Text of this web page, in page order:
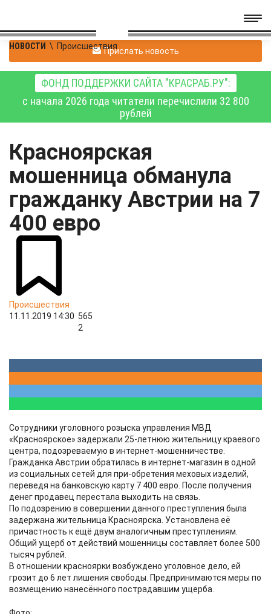
НОВОСТИ \ ПроисшествияПрислать новость
ФОНД ПОДДЕРЖКИ САЙТА "КРАСРАБ.РУ":
с начала 2026 года читатели перечислили 32 800
рублей
Красноярская
мошенница обманула
гражданку Австрии на 7
400 евро
Происшествия
11.11.2019 14:30 565
2
Сотрудники уголовного розыска управления МВД
«Красноярское» задержали 25-летнюю жительницу краевого
центра, подозреваемую в интернет-мошенничестве.
Гражданка Австрии обратилась в интернет-магазин в одной
из социальных сетей для при-обретения меховых изделий,
переведя на банковскую карту 7 400 евро. После получения
денег продавец перестала выходить на связь.
По подозрению в совершении данного преступления была
задержана жительница Красноярска. Установлена её
причастность к ещё двум аналогичным преступлениям.
Общий ущерб от действий мошенницы составляет более 500
тысяч рублей.
В отношении красноярки возбуждено уголовное дело, ей
грозит до 6 лет лишения свободы. Предпринимаются меры по
возмещению нанесённого пострадавшим ущерба.